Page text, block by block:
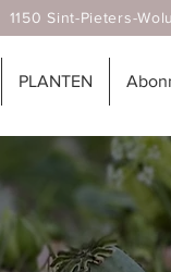
Sint-Pieters-
PLANTEN